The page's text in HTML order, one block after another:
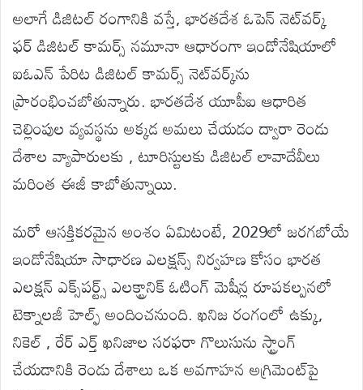
అలాగే డిజిటల్ రంగానికి వస్తే, భారతదేశ ఓపెన్ నెట్‌వర్క్
ఫర్ డిజిటల్ కామర్స్ నమూనా ఆధారంగా ఇండోనేషియాలో
ఐఓఎన్ పేరిట డిజిటల్ కామర్స్ నెట్‌వర్క్‌ను
ప్రారంభించబోతున్నారు. భారతదేశ యూపీఐ ఆధారిత
చెల్లింపుల వ్యవస్థను అక్కడ అమలు చేయడం ద్వారా రెండు
దేశాల వ్యాపారులకు , టూరిస్టులకు డిజిటల్ లావాదేవీలు
మరింత ఈజీ కాబోతున్నాయి.
మరో ఆసక్తికరమైన అంశం ఏమిటంటే, 2029లో జరగబోయే
ఇండోనేషియా సాధారణ ఎలక్షన్స్‌ నిర్వహణ కోసం భారత
ఎలక్షన్ ఎక్స్‌పర్ట్స్ ఎలక్ట్రానిక్ ఓటింగ్ మెషీన్ల రూపకల్పనలో
టెక్నాలజీ హెల్ఫ్ అందించనుంది. ఖనిజ రంగంలో ఉక్కు,
నికెల్ , రేర్ ఎర్త్ ఖనిజాల సరఫరా గొలుసును స్ట్రాంగ్
చేయడానికి రెండు దేశాలు ఒక అవగాహన అగ్రిమెంట్‌పై